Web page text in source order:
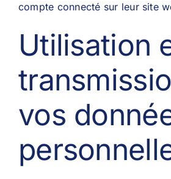
compte connecté sur leur site
Utilisation
vos